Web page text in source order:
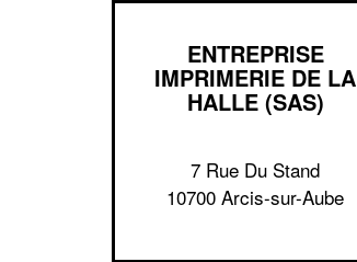
ENTREPRISE
IMPRIMERIE DE LA
HALLE (SAS)
7 Rue Du Stand
10700 Arcis-sur-Aube